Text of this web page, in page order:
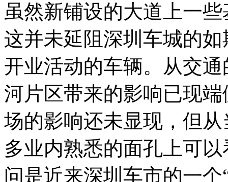
虽然新铺设的大道上一
这并未延阻深圳车城的
开业活动的车辆。从交
河片区带来的影响已现
场的影响还未显现，但
多业内熟悉的面孔上可
问是近来深圳车市的一个